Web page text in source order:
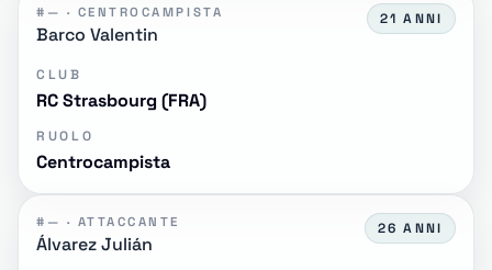
#— · CENTROCAMPISTA
Barco Valentin
21 ANNI
CLUB
RC Strasbourg (FRA)
RUOLO
Centrocampista
#— · ATTACCANTE
Álvarez Julián
26 ANNI